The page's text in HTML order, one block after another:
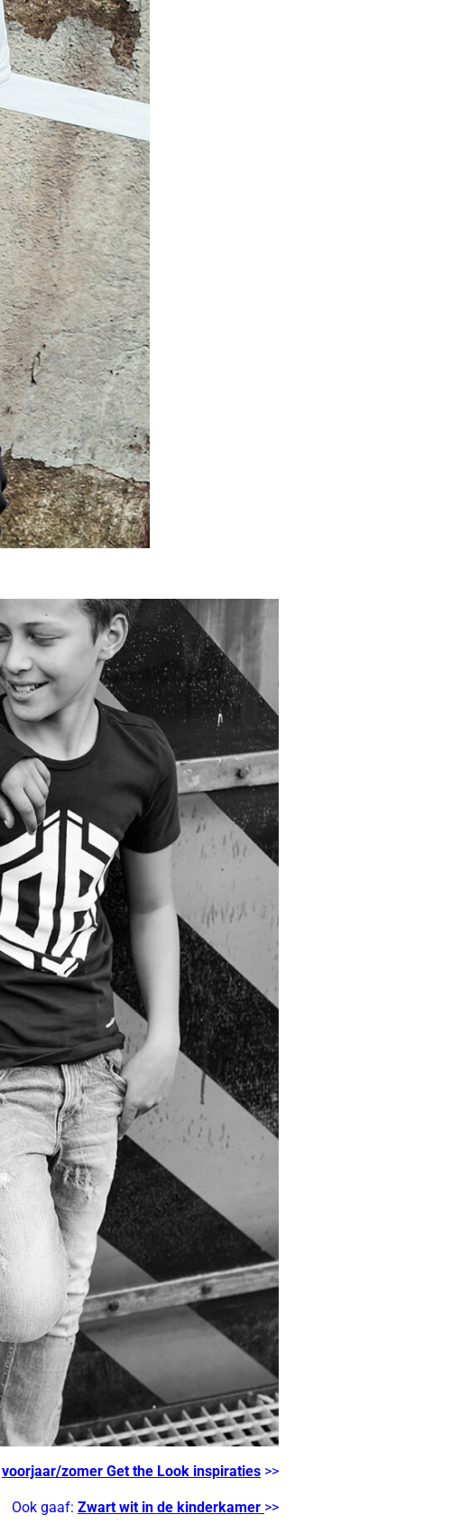
voorjaar/zomer Get the Look inspiraties >>
Ook gaaf: Zwart wit in de kinderkamer >>